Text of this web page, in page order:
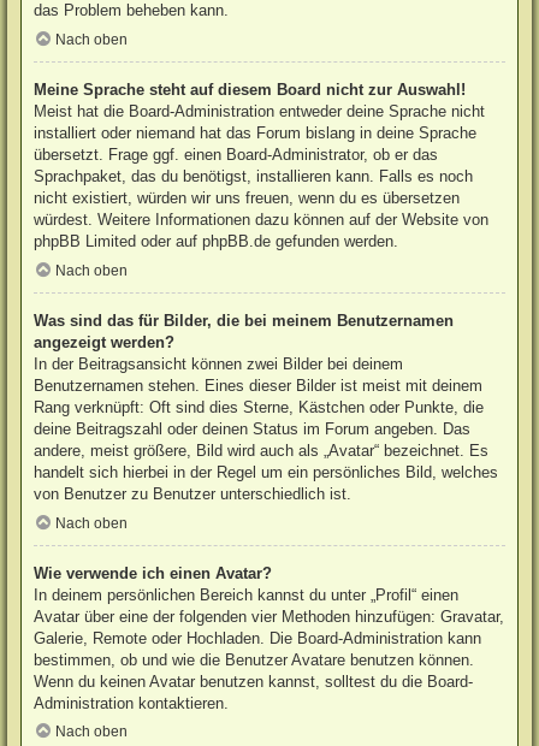
das Problem beheben kann.
Nach oben
Meine Sprache steht auf diesem Board nicht zur Auswahl!
Meist hat die Board-Administration entweder deine Sprache nicht
installiert oder niemand hat das Forum bislang in deine Sprache
übersetzt. Frage ggf. einen Board-Administrator, ob er das
Sprachpaket, das du benötigst, installieren kann. Falls es noch
nicht existiert, würden wir uns freuen, wenn du es übersetzen
würdest. Weitere Informationen dazu können auf der Website von
phpBB Limited oder aufphpBB.de gefunden werden.
Nach oben
Was sind das für Bilder, die bei meinem Benutzernamen
angezeigt werden?
In der Beitragsansicht können zwei Bilder bei deinem
Benutzernamen stehen. Eines dieser Bilder ist meist mit deinem
Rang verknüpft: Oft sind dies Sterne, Kästchen oder Punkte, die
deine Beitragszahl oder deinen Status im Forum angeben. Das
andere, meist größere, Bild wird auch als „Avatar“ bezeichnet. Es
handelt sich hierbei in der Regel um ein persönliches Bild, welches
von Benutzer zu Benutzer unterschiedlich ist.
Nach oben
Wie verwende ich einen Avatar?
In deinem persönlichen Bereich kannst du unter „Profil“ einen
Avatar über eine der folgenden vier Methoden hinzufügen: Gravatar,
Galerie, Remote oder Hochladen. Die Board-Administration kann
bestimmen, ob und wie die Benutzer Avatare benutzen können.
Wenn du keinen Avatar benutzen kannst, solltest du die Board-
Administration kontaktieren.
Nach oben